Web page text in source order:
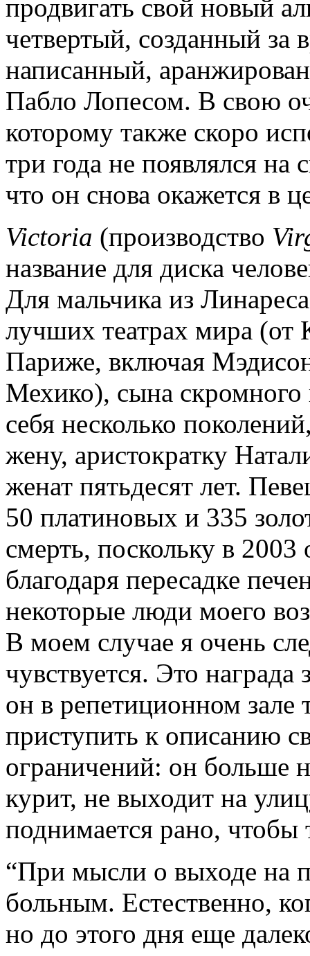
продвигать свой новый
четвертый, созданный за
написанный,
Пабло Лопесом. В свою
которому также скоро
три года не появлялся на
что он снова окажется в
Victoria (производство
название для диска
Для мальчика из
лучших театрах мира
Париже, включая
Мехико), сына
себя несколько
жену, аристократку
женат пятьдесят лет.
50 платиновых и 335
смерть, поскольку в 2003
благодаря пересадке
некоторые люди моего
В моем случае я очень
чувствуется. Это награда
он в репетиционном зале
приступить к описанию
ограничений: он больше
курит, не выходит на
поднимается рано, чтобы
“При мысли о выходе на
больным. Естественно,
но до этого дня еще